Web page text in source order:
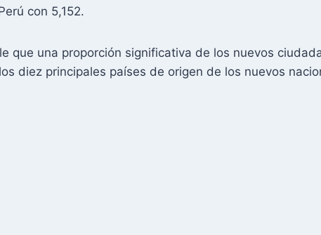
con 5,152.
que una proporción significativa de los nuevos
diez principales países de origen de los nuevos